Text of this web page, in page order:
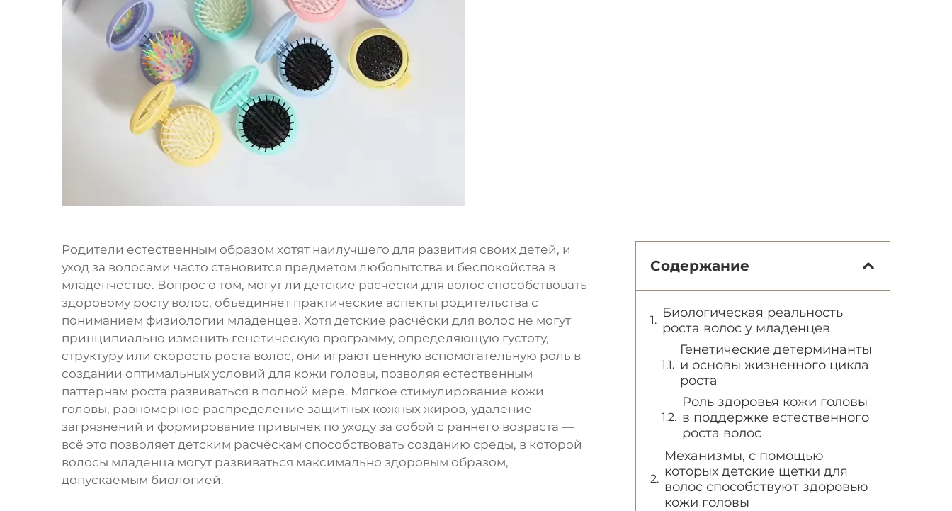
Родители естественным образом хотят наилучшего для развития своих детей, и
уход за волосами часто становится предметом любопытства и беспокойства в
младенчестве. Вопрос о том, могут ли детские расчёски для волос способствовать
здоровому росту волос, объединяет практические аспекты родительства с
пониманием физиологии младенцев. Хотя детские расчёски для волос не могут
принципиально изменить генетическую программу, определяющую густоту,
структуру или скорость роста волос, они играют ценную вспомогательную роль в
создании оптимальных условий для кожи головы, позволяя естественным
паттернам роста развиваться в полной мере. Мягкое стимулирование кожи
головы, равномерное распределение защитных кожных жиров, удаление
загрязнений и формирование привычек по уходу за собой с раннего возраста —
всё это позволяет детским расчёскам способствовать созданию среды, в которой
волосы младенца могут развиваться максимально здоровым образом,
допускаемым биологией.
Содержание
Биологическая реальность
роста волос у младенцев
Генетические детерминанты
и основы жизненного цикла
роста
Роль здоровья кожи головы
в поддержке естественного
роста волос
Механизмы, с помощью
которых детские щетки для
волос способствуют здоровью
кожи головы